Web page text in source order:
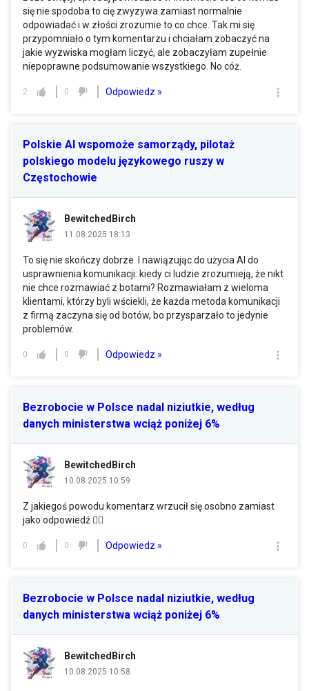
się nie spodoba to cię zwyzywa zamiast normalnie
odpowiadać i w złości zrozumie to co chce. Tak mi się
przypomniało o tym komentarzu i chciałam zobaczyć na
jakie wyzwiska mogłam liczyć, ale zobaczyłam zupełnie
niepoprawne podsumowanie wszystkiego. No cóż.
2 0 Odpowiedz »
Polskie AI wspomoże samorządy, pilotaż
polskiego modelu językowego ruszy w
Częstochowie
BewitchedBirch
11.08.2025 18:13
To się nie skończy dobrze. I nawiązując do użycia AI do
usprawnienia komunikacji: kiedy ci ludzie zrozumieją, że nikt
nie chce rozmawiać z botami? Rozmawiałam z wieloma
klientami, którzy byli wściekli, że każda metoda komunikacji
z firmą zaczyna się od botów, bo przysparzało to jedynie
problemów.
0 0 Odpowiedz »
Bezrobocie w Polsce nadal niziutkie, według
danych ministerstwa wciąż poniżej 6%
BewitchedBirch
10.08.2025 10:59
Z jakiegoś powodu komentarz wrzucił się osobno zamiast
jako odpowiedź 🤦‍♀️
0 0 Odpowiedz »
Bezrobocie w Polsce nadal niziutkie, według
danych ministerstwa wciąż poniżej 6%
BewitchedBirch
10.08.2025 10:58